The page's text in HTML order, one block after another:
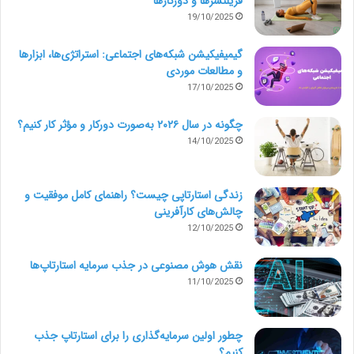
معمولاً از روی بی‌حوصلگی یا کم‌توجهی، فایل‌های نهایی
پروژه با عناوینی به مانند lMG0304928d ذخیره می‌شوند.
پس از گذشت چند هفته شما برای تکمیل پورتفولیو خود و
پیدا کردن نمونه کار نهایی دچار مشکل خواهید شد. راهکار
ساده این است که فایل‌ها را با اسم پروژه و نامی آشنا ذخیره
کنید تا به راحتی توانایی بازیابی داشته باشید. این نمونه
ساده از مشکلاتی بود که با عدم مدیریت درست اسناد و
اطلاعات ذخیره شده روی هارد کامپیوتر با آن مواجه می‌شود.
19/10/2025
گیمیفیکیشن شبکه‌های اجتماعی: استراتژی‌ها، ابزارها
و مطالعات موردی
17/10/2025
چگونه در سال ۲۰۲۶ به‌صورت دورکار و مؤثر کار کنیم؟
14/10/2025
زندگی استارتاپی چیست؟ راهنمای کامل موفقیت و
چالش‌های کارآفرینی
12/10/2025
نقش هوش مصنوعی در جذب سرمایه استارتاپ‌ها
11/10/2025
چطور اولین سرمایه‌گذاری را برای استارتاپ جذب